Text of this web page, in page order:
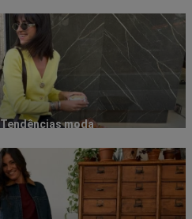
Tendências moda